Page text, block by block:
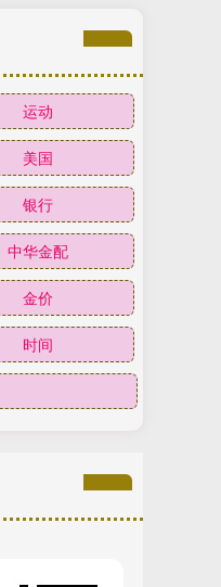
运动
美国
银行
中华金配
金价
时间